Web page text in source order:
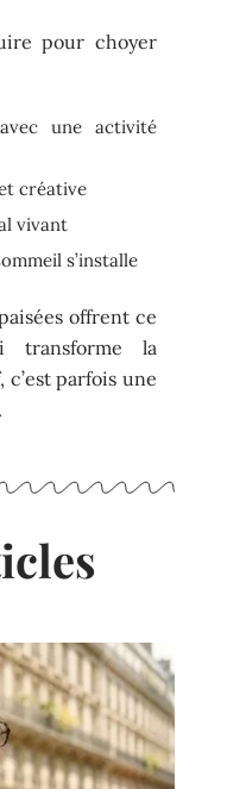
pour choyer
une activité
créative
vivant
s’installe
offrent ce
transforme la
parfois une